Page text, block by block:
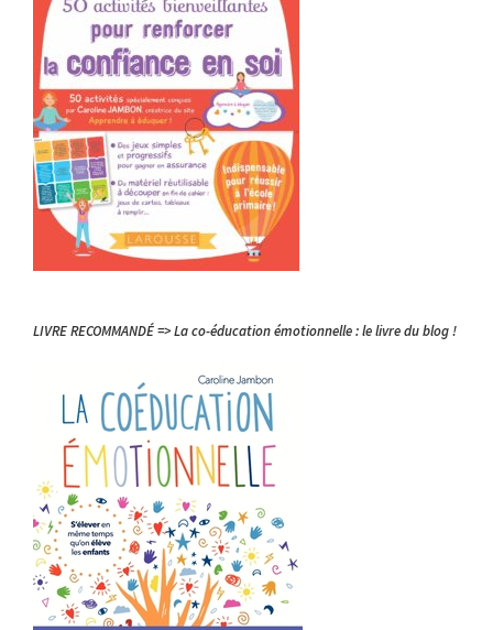
LIVRE RECOMMANDÉ => La co-éducation émotionnelle : le livre du blog !